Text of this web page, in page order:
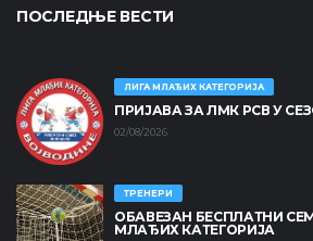
ПОСЛЕДЊЕ ВЕСТИ
ЛИГА МЛАЂИХ КАТЕГОРИЈА
ПРИЈАВА ЗА ЛМК РСВ У
02/08/2026
ТРЕНЕРИ
ОБАВЕЗАН БЕСПЛАТНИ
МЛАЂИХ КАТЕГОРИЈА